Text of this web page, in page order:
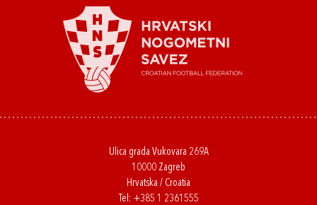
Ulica grada Vukovara 269A
10000 Zagreb
Hrvatska / Croatia
Tel: +385 1 2361555